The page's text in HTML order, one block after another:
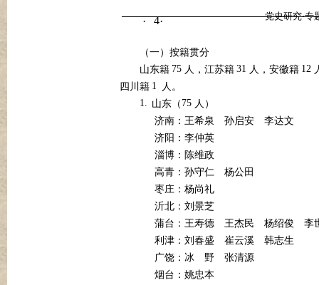
党史研究·专
· 4·
（一）按籍贯分
山东籍 75 人，江苏籍 31 人，安徽籍 12
四川籍 1
人。
1. 山东（ 75 人）
济南：王希泉
孙启安
李达文
济阳：李仲英
淄博：陈维政
高青：孙守仁
杨公田
枣庄：杨尚礼
沂北：刘景芝
蒲台：王寿德
王杰民 杨绍俊
李
利津：刘春盛
崔云溪
韩志生
广饶：冰
野
张清源
烟台：姚忠本